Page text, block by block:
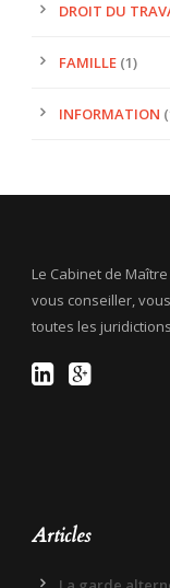
DROIT DU
FAMILLE (1)
INFORMATION
Le Cabinet de
vous conseiller,
toutes les
Articles